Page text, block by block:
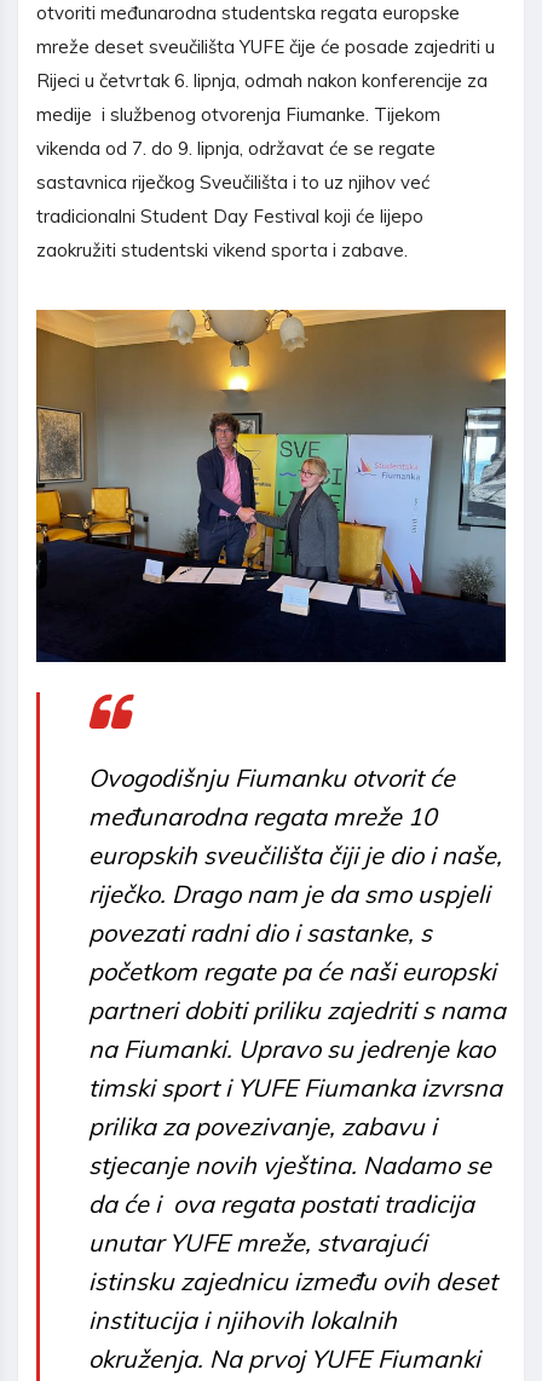
otvoriti međunarodna studentska regata europske
mreže deset sveučilišta YUFE čije će posade zajedriti u
Rijeci u četvrtak 6. lipnja, odmah nakon konferencije za
medije i službenog otvorenja Fiumanke. Tijekom
vikenda od 7. do 9. lipnja, održavat će se regate
sastavnica riječkog Sveučilišta i to uz njihov već
tradicionalni Student Day Festival koji će lijepo
zaokružiti studentski vikend sporta i zabave.
Ovogodišnju Fiumanku otvorit će
međunarodna regata mreže 10
europskih sveučilišta čiji je dio i naše,
riječko. Drago nam je da smo uspjeli
povezati radni dio i sastanke, s
početkom regate pa će naši europski
partneri dobiti priliku zajedriti s nama
na Fiumanki. Upravo su jedrenje kao
timski sport i YUFE Fiumanka izvrsna
prilika za povezivanje, zabavu i
stjecanje novih vještina. Nadamo se
da će i ova regata postati tradicija
unutar YUFE mreže, stvarajući
istinsku zajednicu između ovih deset
institucija i njihovih lokalnih
okruženja. Na prvoj YUFE Fiumanki